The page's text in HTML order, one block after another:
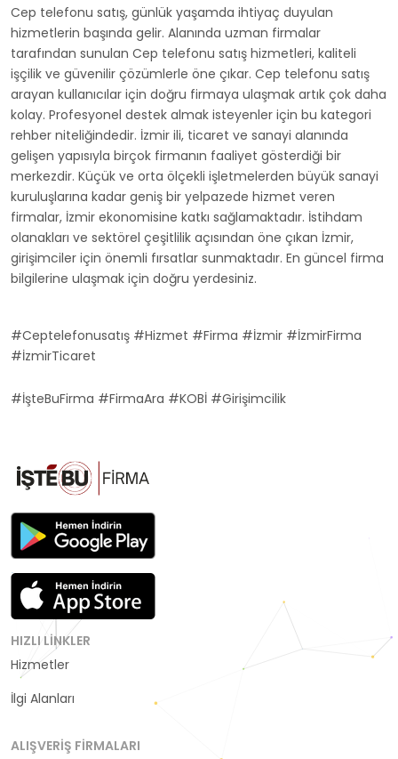
Cep telefonu satış, günlük yaşamda ihtiyaç duyulan
hizmetlerin başında gelir. Alanında uzman firmalar
tarafından sunulan Cep telefonu satış hizmetleri, kaliteli
işçilik ve güvenilir çözümlerle öne çıkar. Cep telefonu satış
arayan kullanıcılar için doğru firmaya ulaşmak artık çok daha
kolay. Profesyonel destek almak isteyenler için bu kategori
rehber niteliğindedir. İzmir ili, ticaret ve sanayi alanında
gelişen yapısıyla birçok firmanın faaliyet gösterdiği bir
merkezdir. Küçük ve orta ölçekli işletmelerden büyük sanayi
kuruluşlarına kadar geniş bir yelpazede hizmet veren
firmalar, İzmir ekonomisine katkı sağlamaktadır. İstihdam
olanakları ve sektörel çeşitlilik açısından öne çıkan İzmir,
girişimciler için önemli fırsatlar sunmaktadır. En güncel firma
bilgilerine ulaşmak için doğru yerdesiniz.
#Ceptelefonusatış #Hizmet #Firma #İzmir #İzmirFirma
#İzmirTicaret
#İşteBuFirma #FirmaAra #KOBİ #Girişimcilik
HIZLI LINKLER
Hizmetler
Kategoriler
İlgi Alanları
ALIŞVERIŞ FIRMALARI